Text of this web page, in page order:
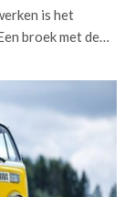
is het
broek met de…